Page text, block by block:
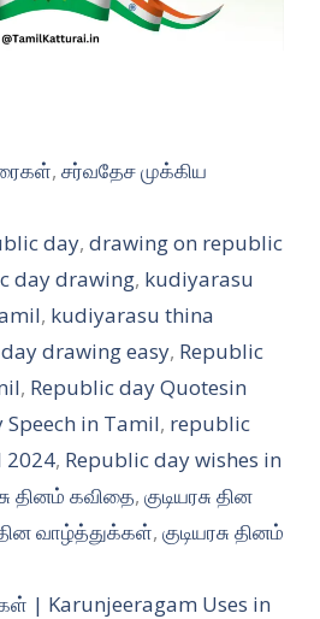
,சர்வதேச முக்கிய
day,drawing on republic
day drawing, kudiyarasu
, kudiyarasu thina
drawing easy, Republic
, Republic day Quotesin
Speech in Tamil, republic
2024, Republic day wishes in
தினம் கவிதை, குடியரசு தின
தின வாழ்த்துக்கள், குடியரசு தினம்
| Karunjeeragam Uses in